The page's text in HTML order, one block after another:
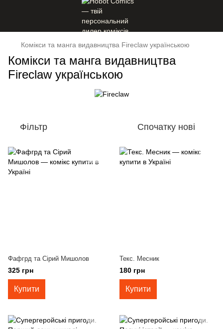
Комікси та манга видавництва Fireclaw українською
Комікси та манга видавництва
Fireclaw українською
Фільтр Спочатку нові
Фафгрд та Сірий Мишолов
325 грн
Купити
Текс. Месник
180 грн
Купити